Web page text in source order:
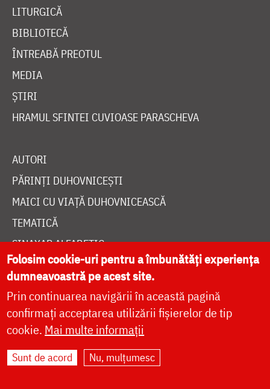
LITURGICĂ
BIBLIOTECĂ
ÎNTREABĂ PREOTUL
MEDIA
ȘTIRI
HRAMUL SFINTEI CUVIOASE PARASCHEVA
AUTORI
PĂRINȚI DUHOVNICEȘTI
MAICI CU VIAȚĂ DUHOVNICEASCĂ
TEMATICĂ
SINAXAR ALFABETIC
MĂNĂSTIRI ȘI BISERICI
CALENDAR ORTODOX
WIDGET DOXOLOGIA
RADIO DOXOLOGIA
Folosim cookie-uri pentru a îmbunătăți experiența
dumneavoastră pe acest site.
Prin continuarea navigării în această pagină
confirmați acceptarea utilizării fișierelor de tip
cookie. Mai multe informații
Sunt de acord Nu, mulțumesc